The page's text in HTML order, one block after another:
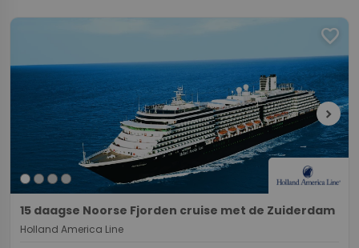
favorite
chevron_right
15 daagse Noorse Fjorden cruise met de Zuiderdam
Holland America Line